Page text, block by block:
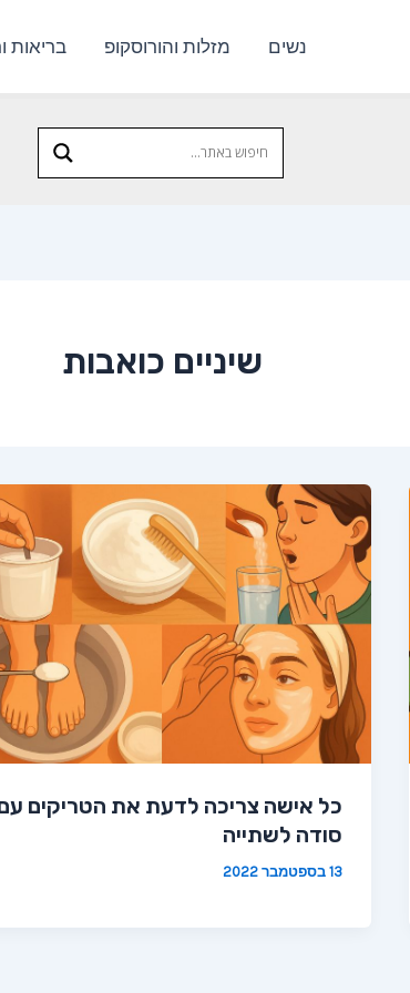
נשים מזלות והורוסקופ בריאות
שיניים כואבות
כל אישה צריכה לדעת את הטריקים
סודה לשתייה
13 בספטמבר 2022